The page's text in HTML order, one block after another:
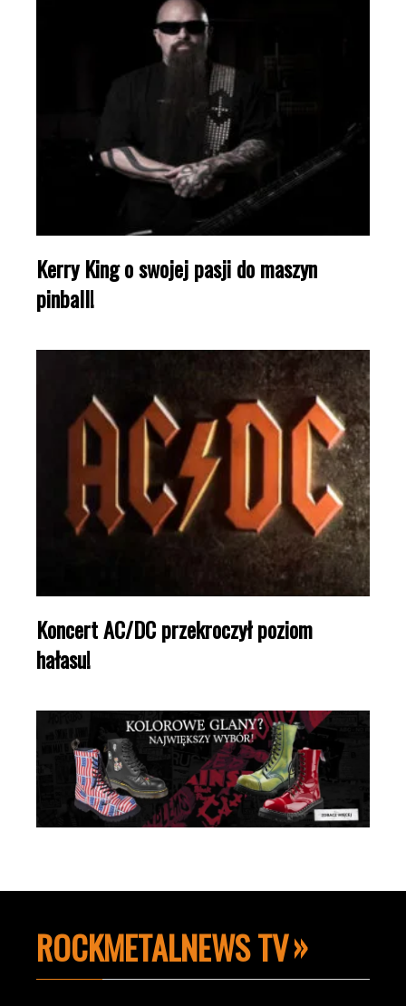
Kerry King o swojej pasji do maszyn
pinball!
Koncert AC/DC przekroczył poziom
hałasu!
ROCKMETALNEWS TV